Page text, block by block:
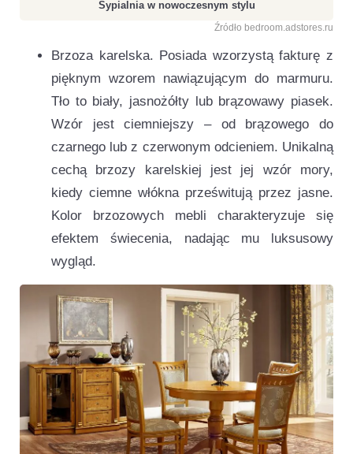
Sypialnia w nowoczesnym stylu
Źródło bedroom.adstores.ru
Brzoza karelska. Posiada wzorzystą fakturę z
pięknym wzorem nawiązującym do marmuru.
Tło to biały, jasnożółty lub brązowawy piasek.
Wzór jest ciemniejszy – od brązowego do
czarnego lub z czerwonym odcieniem. Unikalną
cechą brzozy karelskiej jest jej wzór mory,
kiedy ciemne włókna prześwitują przez jasne.
Kolor brzozowych mebli charakteryzuje się
efektem świecenia, nadając mu luksusowy
wygląd.